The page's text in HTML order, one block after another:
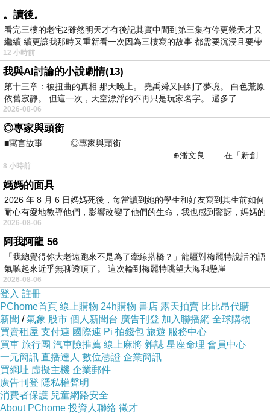
不過這次因為剛好遇上haru的工作忙碌期，
外加還有比較多私事要處理，
所以上禮拜haru有發信給參加義賣的朋友們，
希望大家晚一點匯款以免我準備不及。
上週到今天為止，
haru寄出大約半數朋友的商品，
但最近實在是因為我生活太忙亂，
所以沒辦法跟以往一樣給每位朋友發寄出通知，
而且寄了一些後才發現忘了蓋上「
章」，
為了一視同仁而且真的擠不出時間，
所以此次義賣限定小印章只好缺席了。
這兩三天我也會持續趕工，
等我準備好了會再通知其他朋友匯款，陸續寄出
~~
也謝謝各位朋友們的耐心。
【關於下一次的義賣會】
這次義賣會開跑得非常倉促，
以致於許多往年支持的朋友們都失去機會繼續參
。讀後。
看完三樓的老宅2雖然明天才有後記其實中間到第三集有停更幾天才又
繼續 續更讓我那時又重新看一次因為三樓寫的故事 都需要沉浸且要帶
有
12 小時前
我與AI討論的小說劇情(13)
第十三章：被扭曲的真相 那天晚上。 堯禹舜又回到了夢境。 白色荒原
依舊寂靜。 但這一次，天空漂浮的不再只是玩家名字。 還多了
2026-08-06
◎專家與頭銜
■寓言故事 ◎專家與頭銜
⊕潘文良 在「新創
之谷」裡——
8 小時前
媽媽的面具
2026 年 8 月 6 日媽媽死後，每當讀到她的學生和好友寫到其生前如何
耐心有愛地教導他們，影響改變了他們的生命，我也感到驚訝，媽媽的
2026-08-06
阿我阿龍 56
「我總覺得你大老遠跑來不是為了牽線搭橋？」龍疆對梅麗特說話的語
氣聽起來近乎無聊透頂了。 這次輪到梅麗特眺望大海和懸崖
2026-08-06
登入 註冊
PChome首頁 線上購物 24h購物 書店 露天拍賣 比比昂代購
新聞 /氣象 股市 個人新聞台 廣告刊登 加入聯播網 全球購物
買賣租屋 支付連 國際連 Pi 拍錢包 旅遊 服務中心
買車 旅行團 汽車險推薦 線上麻將 雜誌 星座命理 會員中心
一元簡訊 直播達人 數位憑證 企業簡訊
買網址 虛擬主機 企業郵件
廣告刊登 隱私權聲明
消費者保護 兒童網路安全
About PChome 投資人聯絡 徵才